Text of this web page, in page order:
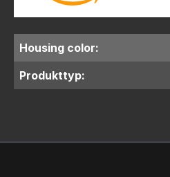
Housing color:
Produkttyp: